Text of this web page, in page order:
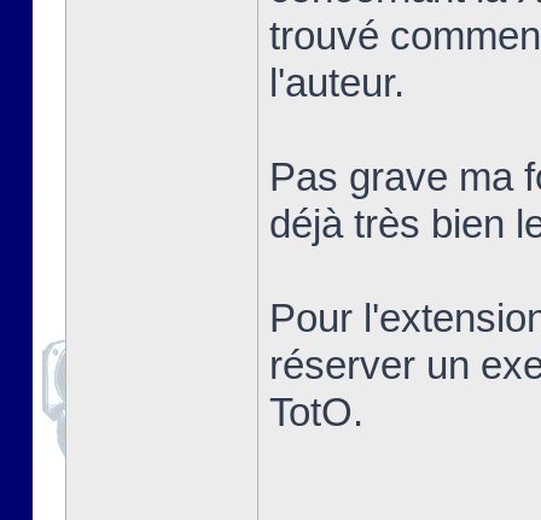
trouvé
l'auteur.
Pas grave ma
déjà très bien
Pour
réserver un
TotO.